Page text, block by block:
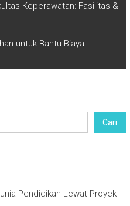
Keperawatan: Fasilitas &
untuk Bantu Biaya
Cari
Pendidikan Lewat Proyek